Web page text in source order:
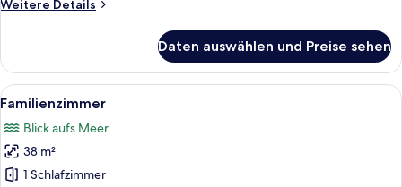
Weitere Details
eingeschränkter
Meerblick
Daten auswählen und Preise sehen
Alle
Fotos
für
Familienzimmer
anzeigen
Ein modernes Schlafzimmer mit
12
Familienzimmer
Blick aufs Meer
38 m²
1 Schlafzimmer